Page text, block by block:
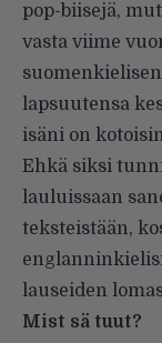
pop-biisejä,
vasta viime
lapsuutensa
isäni on
Ehkä siksi
lauluissaan
teksteistään,
lauseiden
Mist sä tuut?